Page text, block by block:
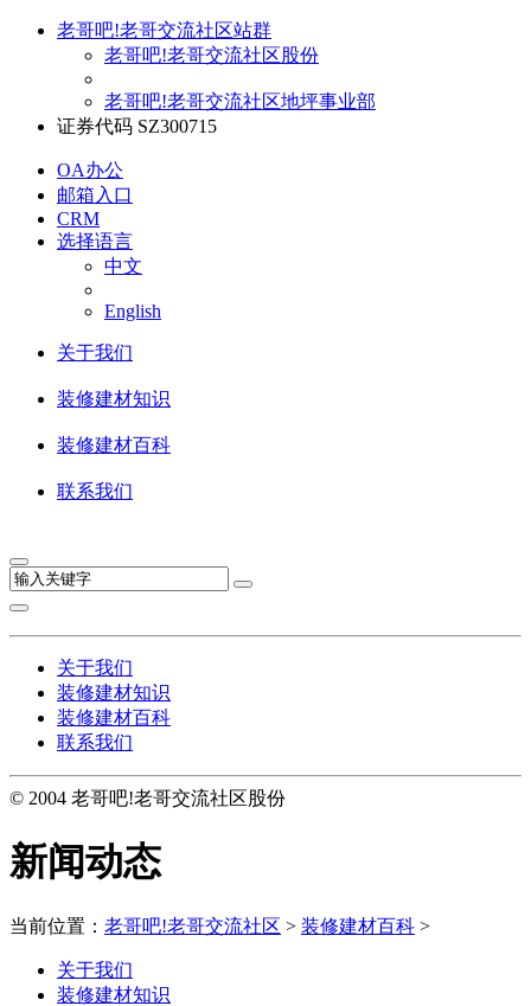
老哥吧!老哥交流社区站群
老哥吧!老哥交流社区股份
老哥吧!老哥交流社区地坪事业部
证券代码 SZ300715
OA办公
邮箱入口
CRM
选择语言
中文
English
关于我们
装修建材知识
装修建材百科
联系我们
关于我们
装修建材知识
装修建材百科
联系我们
© 2004 老哥吧!老哥交流社区股份
新闻动态
当前位置： 老哥吧!老哥交流社区 > 装修建材百科 >
关于我们
装修建材知识